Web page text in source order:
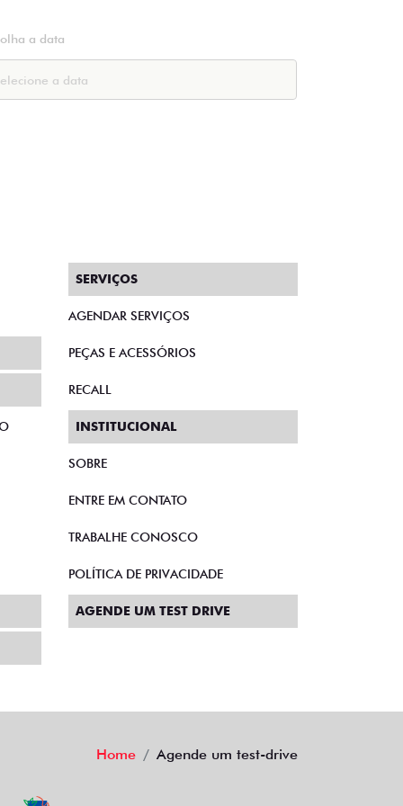
a data
SERVIÇOS
AGENDAR SERVIÇOS
PEÇAS E ACESSÓRIOS
RECALL
INSTITUCIONAL
SOBRE
ENTRE EM CONTATO
TRABALHE CONOSCO
POLÍTICA DE PRIVACIDADE
AGENDE UM TEST DRIVE
Home Agende um test-drive